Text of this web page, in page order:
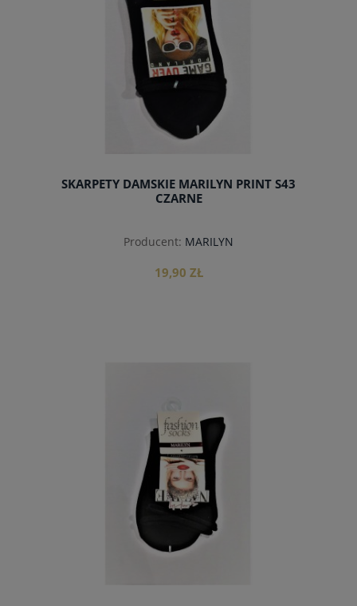
SKARPETY DAMSKIE MARILYN PRINT S43
CZARNE
Producent: MARILYN
19,90 ZŁ